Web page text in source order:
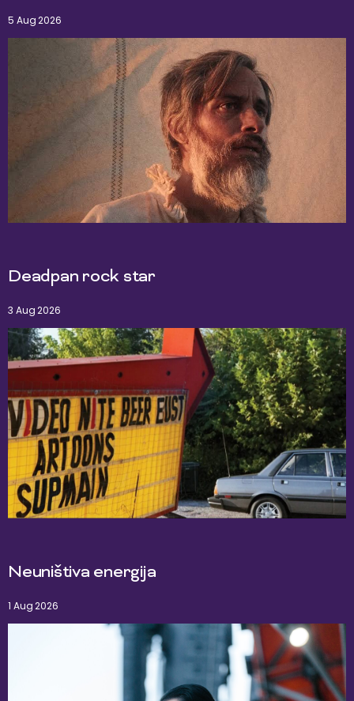
5 Aug 2026
Deadpan rock star
3 Aug 2026
Neuništiva energija
1 Aug 2026